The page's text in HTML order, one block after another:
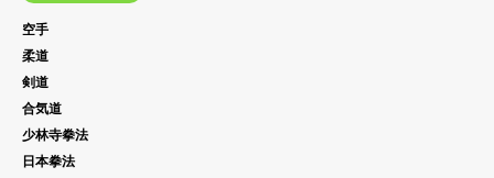
空手
柔道
剣道
合気道
少林寺拳法
日本拳法